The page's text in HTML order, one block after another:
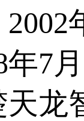
年7
天龙